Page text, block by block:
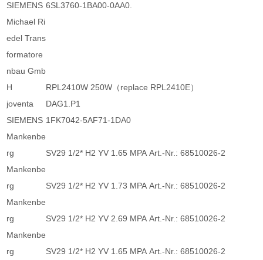
SIEMENS 6SL3760-1BA00-0AA0.
Michael Ri
edel Trans
formatore
nbau Gmb
H
RPL2410W 250W（replace RPL2410E）
joventa
DAG1.P1
SIEMENS 1FK7042-5AF71-1DA0
Mankenbe
rg
SV29 1/2* H2 YV 1.65 MPA Art.-Nr.: 68510026-2
Mankenbe
rg
SV29 1/2* H2 YV 1.73 MPA Art.-Nr.: 68510026-2
Mankenbe
rg
SV29 1/2* H2 YV 2.69 MPA Art.-Nr.: 68510026-2
Mankenbe
rg
SV29 1/2* H2 YV 1.65 MPA Art.-Nr.: 68510026-2